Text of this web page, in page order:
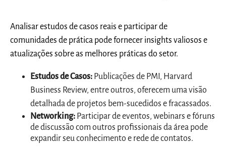
Analisar estudos de casos reais e participar de
comunidades de prática pode fornecer insights valiosos e
atualizações sobre as melhores práticas do setor.
Estudos de Casos: Publicações de PMI, Harvard
Business Review, entre outros, oferecem uma visão
detalhada de projetos bem-sucedidos e fracassados.
Networking: Participar de eventos, webinars e fóruns
de discussão com outros profissionais da área pode
expandir seu conhecimento e rede de contatos.